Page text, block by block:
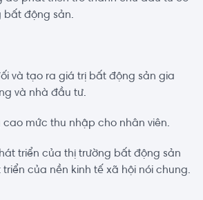
bất động sản.
và tạo ra giá trị bất động sản gia
và nhà đầu tư.
mức thu nhập cho nhân viên.
triển của thị trường bất động sản
triển của nền kinh tế xã hội nói chung.